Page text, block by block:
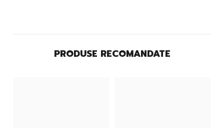
PRODUSE RECOMANDATE